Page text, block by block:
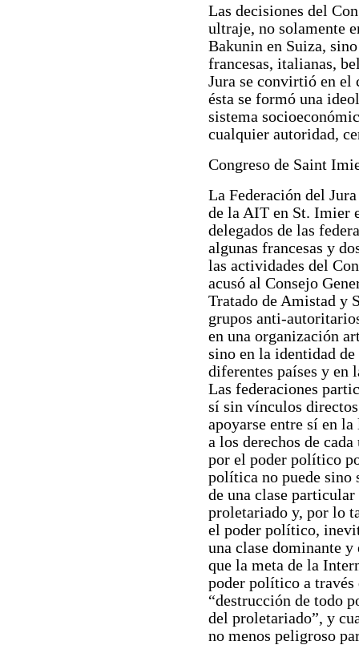
Las decisiones del
ultraje, no solamente
Bakunin en Suiza,
francesas, italianas,
Jura se convirtió en el
ésta se formó una
sistema
cualquier autoridad,
Congreso de Saint
La Federación del
de la AIT en St. Imier
delegados de las
algunas francesas y
las actividades del
acusó al Consejo
Tratado de Amistad y
grupos anti-
en una organización
sino en la identidad
diferentes países y en
Las federaciones
sí sin vínculos
apoyarse entre sí en
a los derechos de
por el poder político
política no puede sino
de una clase
proletariado y, por lo
el poder político,
una clase dominante
que la meta de la
poder político a través
“destrucción de todo
del proletariado”, y
no menos peligroso